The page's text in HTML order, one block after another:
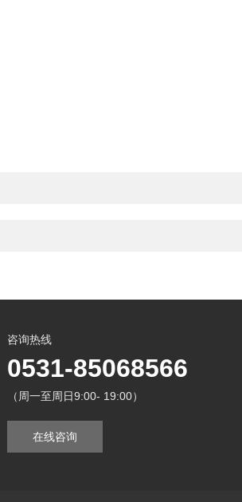
咨询热线
0531-85068566
（周一至周日9:00- 19:00）
在线咨询